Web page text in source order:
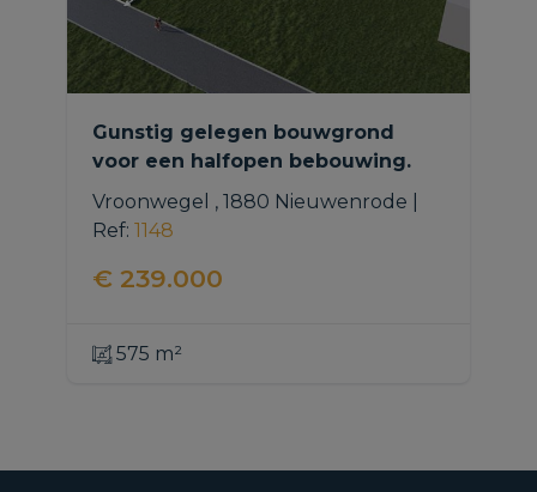
Gunstig gelegen bouwgrond
voor een halfopen bebouwing.
Vroonwegel , 1880 Nieuwenrode
Ref: 1148
€ 239.000
575 m²